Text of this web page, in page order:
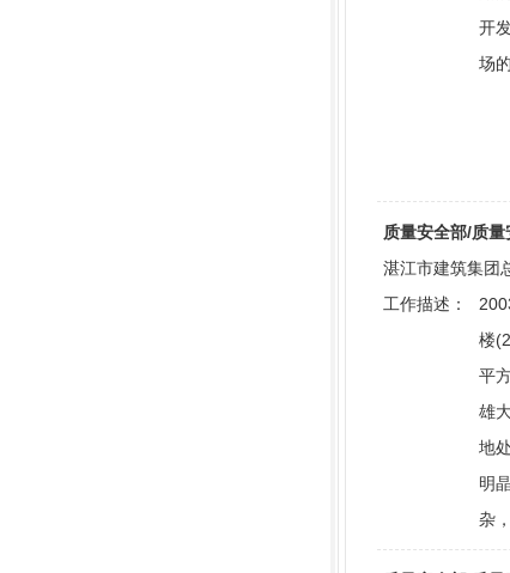
开
场
质量安全部/质
湛江市建筑集团
工作描述：
楼
平
雄
地
明
杂